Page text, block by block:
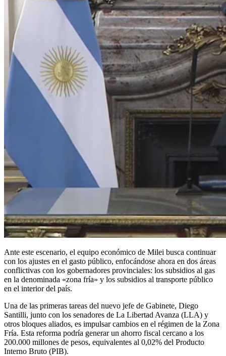
Ante este escenario, el equipo económico de Milei busca continuar
con los ajustes en el gasto público, enfocándose ahora en dos áreas
conflictivas con los gobernadores provinciales: los subsidios al gas
en la denominada «zona fría» y los subsidios al transporte público
en el interior del país.
Una de las primeras tareas del nuevo jefe de Gabinete, Diego
Santilli, junto con los senadores de La Libertad Avanza (LLA) y
otros bloques aliados, es impulsar cambios en el régimen de la Zona
Fría. Esta reforma podría generar un ahorro fiscal cercano a los
200.000 millones de pesos, equivalentes al 0,02% del Producto
Interno Bruto (PIB).